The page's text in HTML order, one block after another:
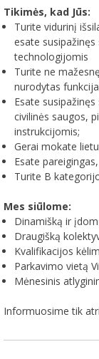
Tikimės, kad Jūs:
Turite vidurinį
esate
technologijomis
Turite ne
nurodytas
Esate
civilinės saugos,
instrukcijomis;
Gerai mokate
Esate
Turite B
Mes siūlome:
Dinamišką ir
Draugišką
Kvalifikacijos
Parkavimo vietą
Mėnesinis
Informuosime tik